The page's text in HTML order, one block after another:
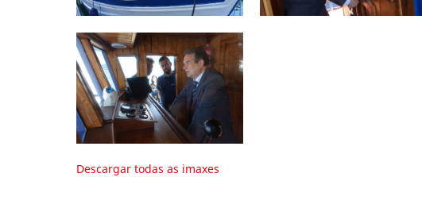
Descargar todas as imaxes